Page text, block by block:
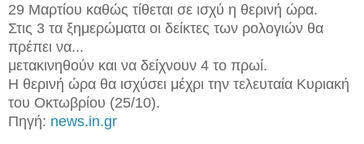
29 Μαρτίου καθώς τίθεται σε ισχύ η θερινή ώρα.
Στις 3 τα ξημερώματα οι δείκτες των ρολογιών θα
πρέπει να...
μετακινηθούν και να δείχνουν 4 το πρωί.
Η θερινή ώρα θα ισχύσει μέχρι την τελευταία Κυριακή
του Οκτωβρίου (25/10).
Πηγή: news.in.gr